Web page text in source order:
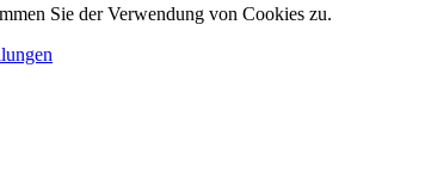
Sie der Verwendung von Cookies zu.